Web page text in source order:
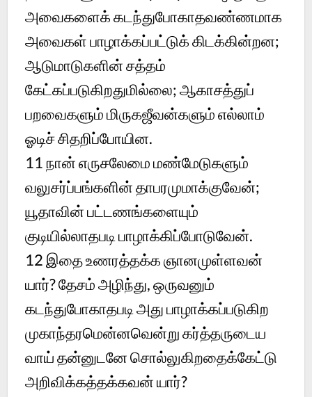
அவைகளைக் கடந்துபோகாதவண்ணமாக
அவைகள் பாழாக்கப்பட்டுக் கிடக்கின்றன;
ஆடுமாடுகளின் சத்தம்
கேட்கப்படுகிறதுமில்லை; ஆகாசத்துப்
பறவைகளும் மிருகஜீவன்களும் எல்லாம்
ஓடிச் சிதறிப்போயின.
11 நான் எருசலேமை மண்மேடுகளும்
வலுசர்ப்பங்களின் தாபரமுமாக்குவேன்;
யூதாவின் பட்டணங்களையும்
குடியில்லாதபடி பாழாக்கிப்போடுவேன்.
12 இதை உணரத்தக்க ஞானமுள்ளவன்
யார்? தேசம் அழிந்து, ஒருவனும்
கடந்துபோகாதபடி அது பாழாக்கப்படுகிற
முகாந்தரமென்னவென்று கர்த்தருடைய
வாய் தன்னுடனே சொல்லுகிறதைக்கேட்டு
அறிவிக்கத்தக்கவன் யார்?